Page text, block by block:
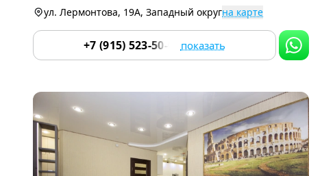
ул. Лермонтова, 19А, Западный округна карте
+7 (915) 523-50-05 показать